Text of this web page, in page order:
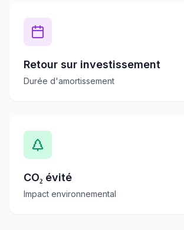
Retour sur investissement
Durée d'amortissement
CO₂ évité
Impact environnemental